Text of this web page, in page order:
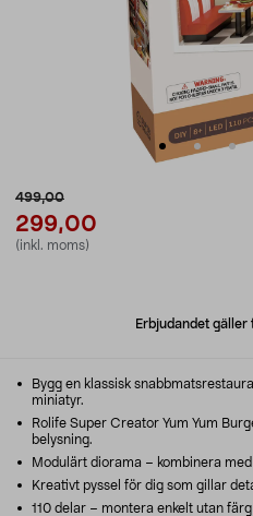
499,00
299,00
(inkl. moms)
Erbjudandet gäller
Bygg en klassisk
miniatyr.
Rolife Super Creator Yum Yum
belysning.
Modulärt diorama – kombinera
Kreativt pyssel för dig som gillar
110 delar – montera enkelt utan